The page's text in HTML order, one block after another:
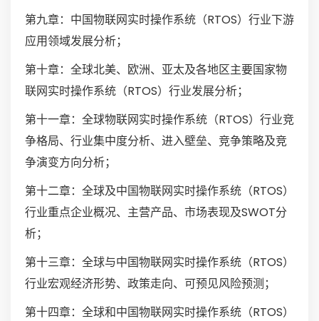
第九章：中国物联网实时操作系统（RTOS）行业下游
应用领域发展分析；
第十章：全球北美、欧洲、亚太及各地区主要国家物
联网实时操作系统（RTOS）行业发展分析；
第十一章：全球物联网实时操作系统（RTOS）行业竞
争格局、行业集中度分析、进入壁垒、竞争策略及竞
争演变方向分析；
第十二章：全球及中国物联网实时操作系统（RTOS）
行业重点企业概况、主营产品、市场表现及SWOT分
析；
第十三章：全球与中国物联网实时操作系统（RTOS）
行业宏观经济形势、政策走向、可预见风险预测；
第十四章：全球和中国物联网实时操作系统（RTOS）